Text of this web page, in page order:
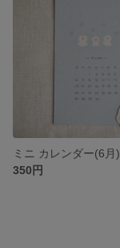
ミニ カレンダー(6月)
350円